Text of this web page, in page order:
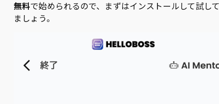
無料で始められるので、まずはインストールして試し
ましょう。